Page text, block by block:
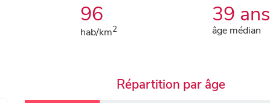
96
hab/km2
39 ans
âge médian
Répartition par âge